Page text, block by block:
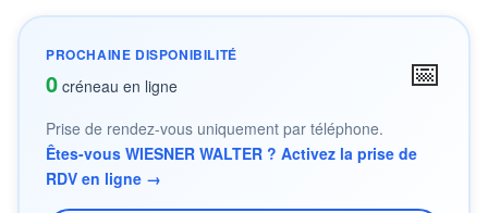
PROCHAINE DISPONIBILITÉ
0 créneau en ligne 📅
Prise de rendez-vous uniquement par téléphone.
Êtes-vous WIESNER WALTER ? Activez la prise de
RDV en ligne →